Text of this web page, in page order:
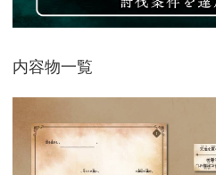
内容物一覧